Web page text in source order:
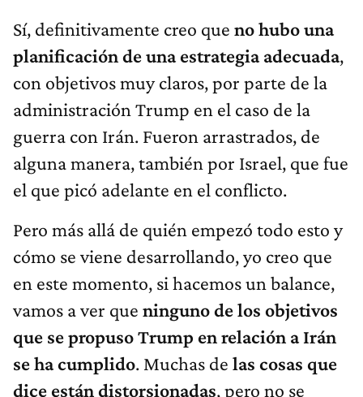
Sí, definitivamente creo que no hubo una
planificación de una estrategia adecuada,
con objetivos muy claros, por parte de la
administración Trump en el caso de la
guerra con Irán. Fueron arrastrados, de
alguna manera, también por Israel, que fue
el que picó adelante en el conflicto.
Pero más allá de quién empezó todo esto y
cómo se viene desarrollando, yo creo que
en este momento, si hacemos un balance,
vamos a ver que ninguno de los objetivos
que se propuso Trump en relación a Irán
se ha cumplido. Muchas de las cosas que
dice están distorsionadas, pero no se